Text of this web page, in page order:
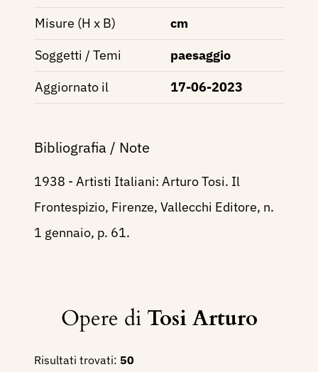
Misure (H x B)
cm
Soggetti / Temi
paesaggio
Aggiornato il
17-06-2023
Bibliografia / Note
1938 - Artisti Italiani: Arturo Tosi. Il
Frontespizio, Firenze, Vallecchi Editore, n.
1 gennaio, p. 61.
Opere di Tosi Arturo
Risultati trovati: 50